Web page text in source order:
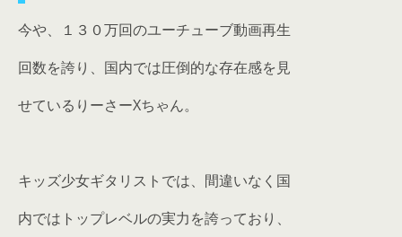
今や、１３０万回のユーチューブ動画再生
回数を誇り、国内では圧倒的な存在感を見
せているりーさーXちゃん。
キッズ少女ギタリストでは、間違いなく国
内ではトップレベルの実力を誇っており、